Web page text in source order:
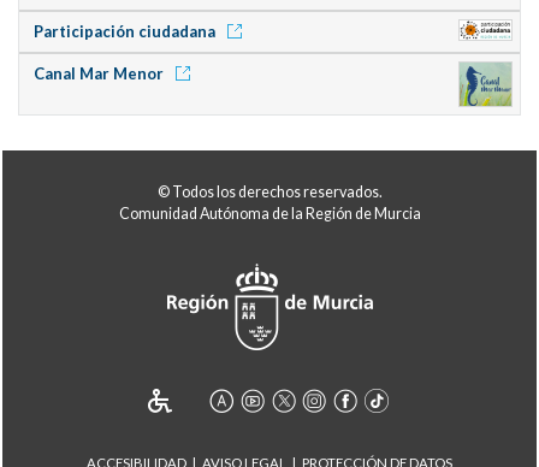
Participación ciudadana
Canal Mar Menor
© Todos los derechos reservados.
Comunidad Autónoma de la Región de Murcia
ACCESIBILIDAD AVISO LEGAL PROTECCIÓN DE DATOS